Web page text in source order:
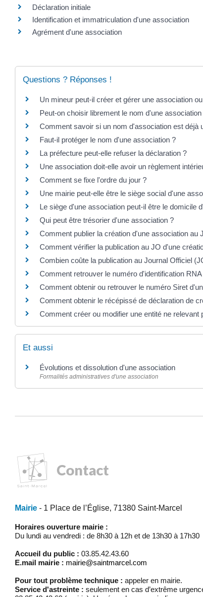
Déclaration initiale
Identification et immatriculation d'une association
Agrément d'une association
Questions ? Réponses !
Un mineur peut-il créer et gérer une association
Peut-on choisir librement le nom d'une association
Comment savoir si un nom d'association est déjà
Faut-il protéger le nom d'une association ?
La préfecture peut-elle refuser la déclaration ?
Une association doit-elle avoir un règlement
Comment se fixe l'ordre du jour ?
Une mairie peut-elle être le siège social d'une
Le siège d'une association peut-il être le domicile
Qui peut être trésorier d'une association ?
Comment publier la création d'une association au
Comment vérifier la publication au JO d'une
Combien coûte la publication au Journal Officiel
Comment retrouver le numéro d'identification
Comment obtenir ou retrouver le numéro Siret
Comment obtenir le récépissé de déclaration de
Comment créer ou modifier une entité ne relevant
Et aussi
Évolutions et dissolution d'une association
Formalités administratives d'une association
Contact
Mairie - 1 Place de l’Église, 71380 Saint-Marcel
Horaires ouverture mairie :
Du lundi au vendredi : de 8h30 à 12h et de 13h30 à 17h30
Accueil du public : 03.85.42.43.60
E.mail mairie : mairie@saintmarcel.com
Pour tout problème technique : appeler en mairie.
Service d'astreinte : seulement en cas d’extrême